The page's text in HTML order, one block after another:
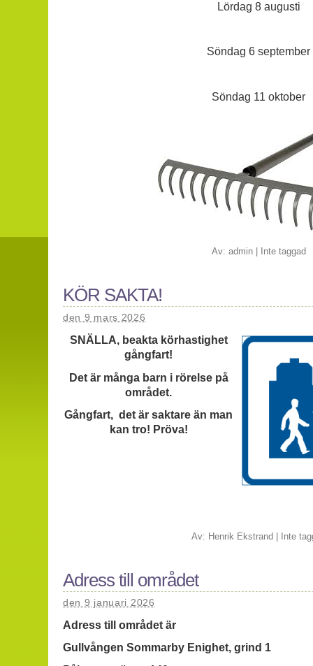
Lördag 8 augusti
Söndag 6 september
Söndag 11 oktober
Av: admin| Inte taggad
KÖR SAKTA!
den 9 mars 2026
SNÄLLA, beakta körhastighet
gångfart!
Det är många barn i rörelse på
området.
Gångfart, det är saktare än man
kan tro! Pröva!
Av: Henrik Ekstrand|Inte
Adress till området
den 9 januari 2026
Adress till området är
Gullvången Sommarby Enighet, grind 1